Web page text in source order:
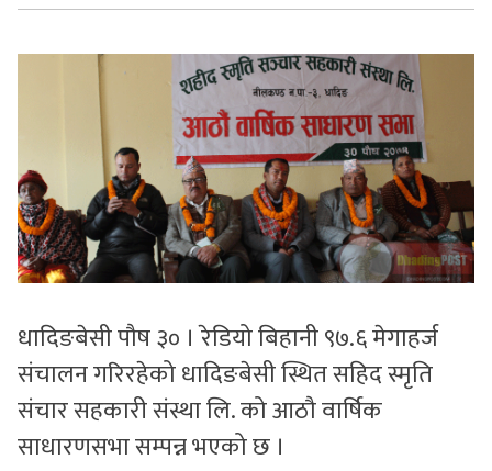
सुचनाहरु
धादिङबेसी पौष ३० । रेडियो बिहानी ९७.६ मेगाहर्ज
संचालन गरिरहेको धादिङबेसी स्थित सहिद स्मृति
संचार सहकारी संस्था लि. को आठौ वार्षिक
साधारणसभा सम्पन्न भएको छ ।